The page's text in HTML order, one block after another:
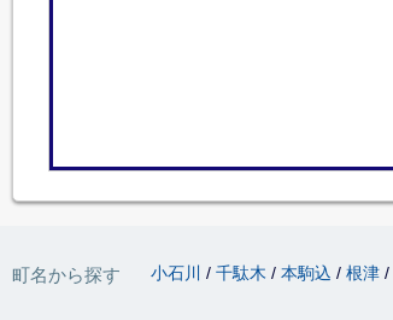
町名から探す 小石川 千駄木 本駒込 根津